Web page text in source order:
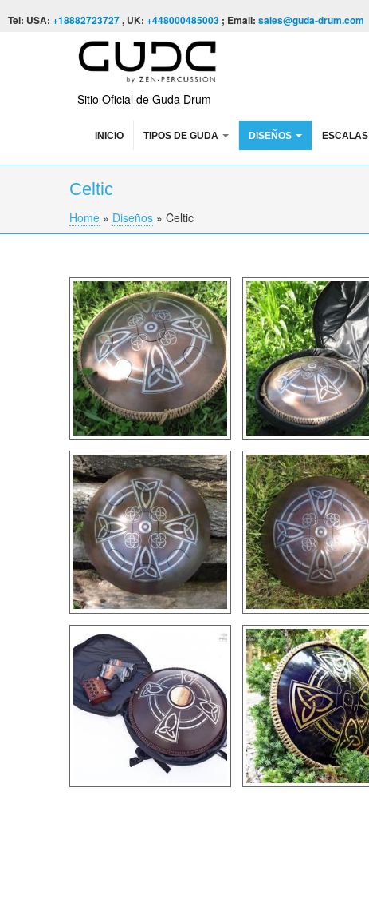
Tel: USA: +18882723727, UK: +448000485003 ; Email: sales@guda-drum.com
Sitio Oficial de Guda Drum
INICIO TIPOS DE GUDA DISEÑOS ESCALAS
Celtic
You are here
Home » Diseños » Celtic